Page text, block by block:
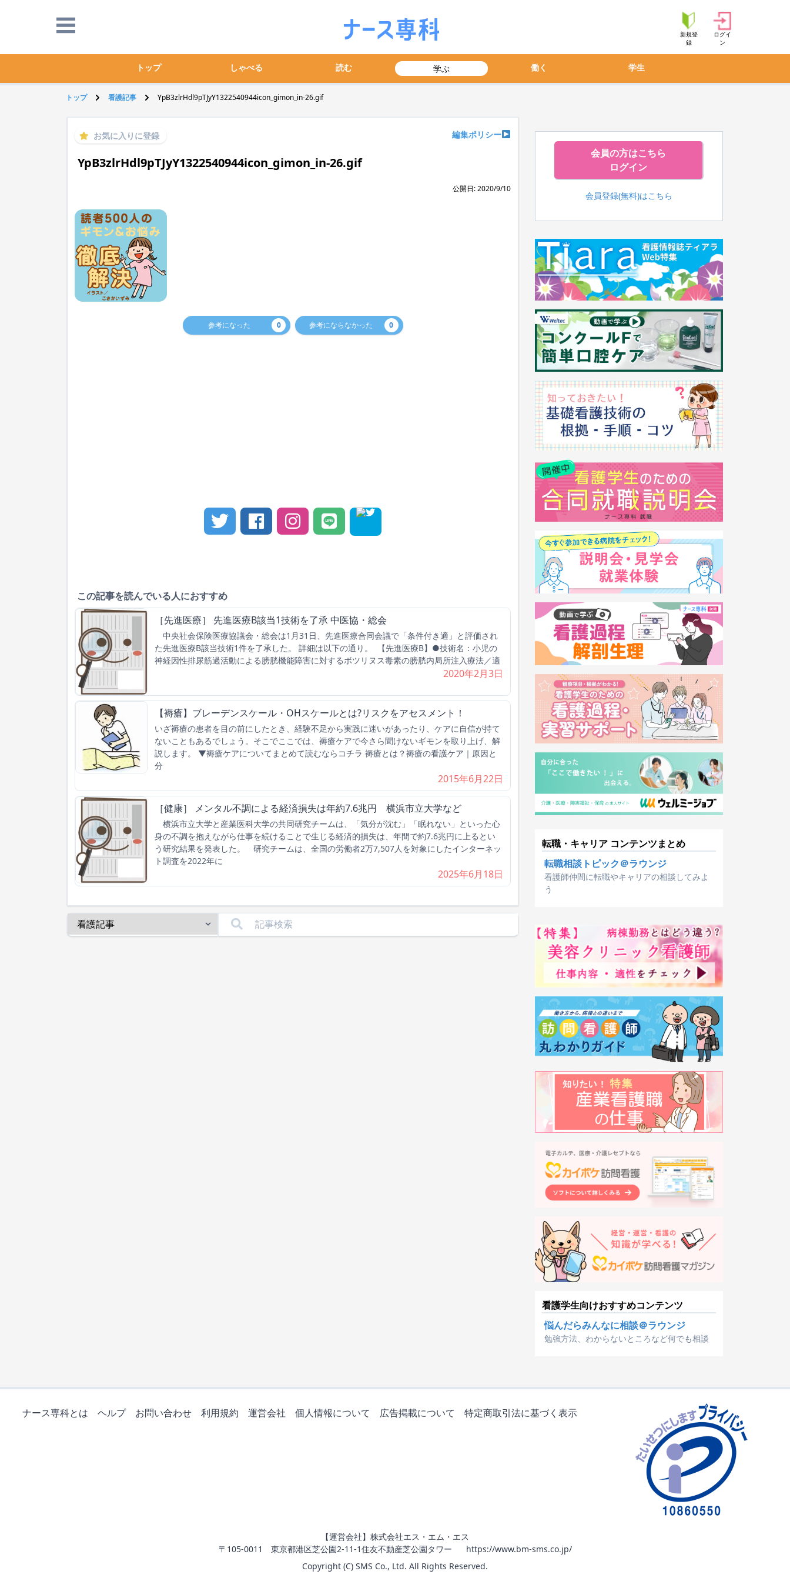
新規登
録
ログイ
ン
トップ しゃべる 読む 学ぶ 働く 学生
トップ 看護記事 YpB3zlrHdl9pTJyY1322540944icon_gimon_in-26.gif
お気に入りに登録 編集ポリシー
YpB3zlrHdl9pTJyY1322540944icon_gimon_in-26.gif
公開日: 2020/9/10
参考になった 0 参考にならなかった 0
この記事を読んでいる人におすすめ
［先進医療］ 先進医療B該当1技術を了承 中医協・総会
中央社会保険医療協議会・総会は1月31日、先進医療合同会議で「条件付き適」と評価され
た先進医療B該当技術1件を了承した。 詳細は以下の通り。 【先進医療B】●技術名：小児の
神経因性排尿筋過活動による膀胱機能障害に対するボツリヌス毒素の膀胱内局所注入療法／適
2020年2月3日
【褥瘡】ブレーデンスケール・OHスケールとは?リスクをアセスメント！
いざ褥瘡の患者を目の前にしたとき、経験不足から実践に迷いがあったり、ケアに自信が持て
ないこともあるでしょう。そこでここでは、褥瘡ケアで今さら聞けないギモンを取り上げ、解
説します。 ▼褥瘡ケアについてまとめて読むならコチラ 褥瘡とは？褥瘡の看護ケア｜原因と
分
2015年6月22日
［健康］ メンタル不調による経済損失は年約7.6兆円 横浜市立大学など
横浜市立大学と産業医科大学の共同研究チームは、「気分が沈む」「眠れない」といった心
身の不調を抱えながら仕事を続けることで生じる経済的損失は、年間で約7.6兆円に上るとい
う研究結果を発表した。 研究チームは、全国の労働者2万7,507人を対象にしたインターネッ
ト調査を2022年に
2025年6月18日
会員の方はこちら
ログイン
会員登録(無料)はこちら
転職・キャリア コンテンツまとめ
転職相談トピック＠ラウンジ
看護師仲間に転職やキャリアの相談してみよ
う
看護学生向けおすすめコンテンツ
悩んだらみんなに相談＠ラウンジ
勉強方法、わからないところなど何でも相談
ナース専科とは ヘルプ お問い合わせ 利用規約 運営会社 個人情報について 広告掲載について 特定商取引法に基づく表示
【運営会社】株式会社エス・エム・エス
〒105-0011 東京都港区芝公園2-11-1住友不動産芝公園タワー
https://www.bm-sms.co.jp/
Copyright (C) SMS Co., Ltd. All Rights Reserved.